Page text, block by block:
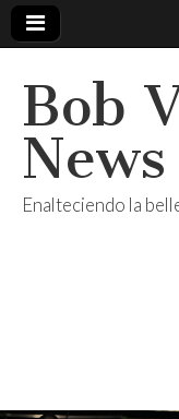
Bob
News
Enalteciendo la